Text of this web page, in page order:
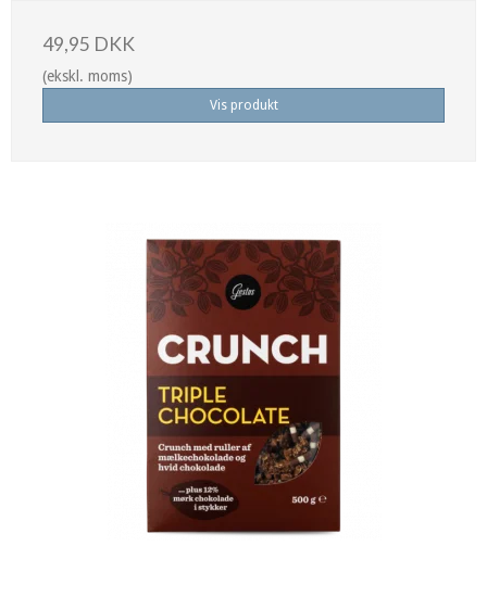
49,95 DKK
(ekskl. moms)
Vis produkt